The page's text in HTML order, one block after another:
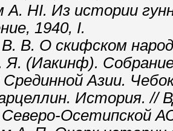
НI. Из истории
1940, I.
В. В. О скифском
Я. (Иакинф).
Азии.
История. //
Осетипской